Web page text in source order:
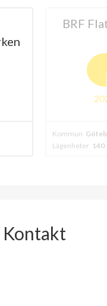
BRF
Kommun
Lägenheter 140
Kontakt